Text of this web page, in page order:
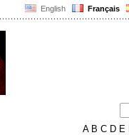
English Français
AB C D E